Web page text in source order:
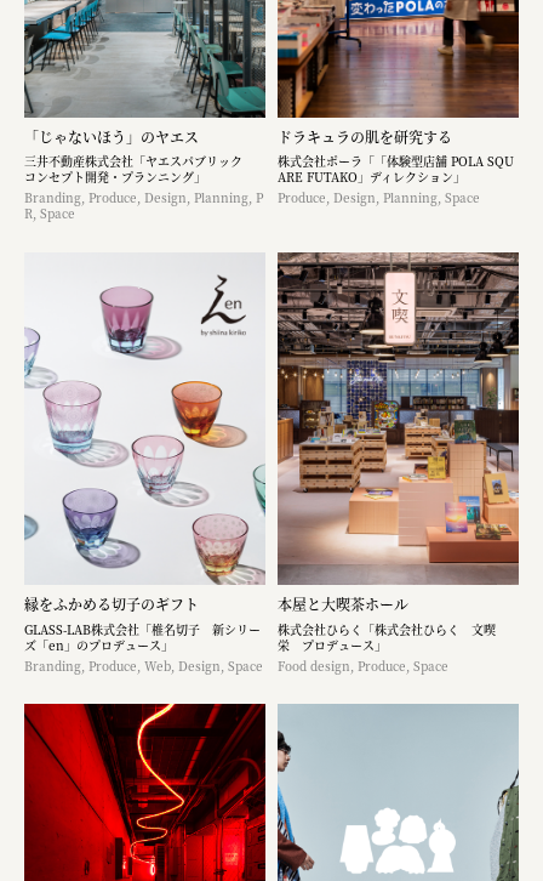
「じゃないほう」のヤエス
三井不動産株式会社「ヤエスパブリック
コンセプト開発・プランニング」
Branding, Produce, Design, Planning, P
R, Space
ドラキュラの肌を研究する
株式会社ポーラ「「体験型店舗 POLA SQU
ARE FUTAKO」ディレクション」
Produce, Design, Planning, Space
縁をふかめる切子のギフト
GLASS-LAB株式会社「椎名切子 新シリー
ズ「en」のプロデュース」
Branding, Produce, Web, Design, Space
本屋と大喫茶ホール
株式会社ひらく「株式会社ひらく 文喫
栄 プロデュース」
Food design, Produce, Space